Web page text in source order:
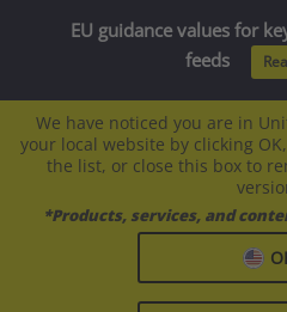
We have noticed you are in
your local website by clicking
the list, or close this box to
*Products, services, and
EU guidance values for
feeds